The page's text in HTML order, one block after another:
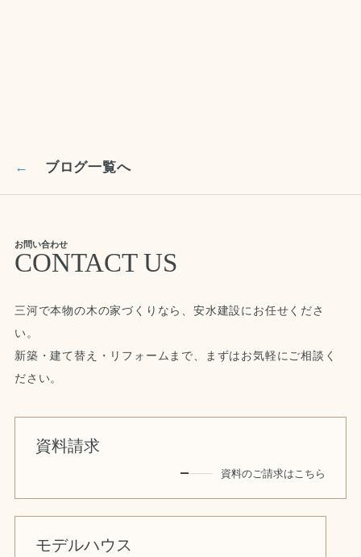
← ブログ一覧へ
お問い合わせ
CONTACT US
三河で本物の木の家づくりなら、安水建設にお任せくださ
い。
新築・建て替え・リフォームまで、まずはお気軽にご相談く
ださい。
資料請求
資料のご請求はこちら
モデルハウス